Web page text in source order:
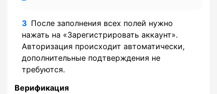
После заполнения всех полей нужно
нажать на «Зарегистрировать аккаунт».
Авторизация происходит автоматически,
дополнительные подтверждения не
требуются.
Верификация